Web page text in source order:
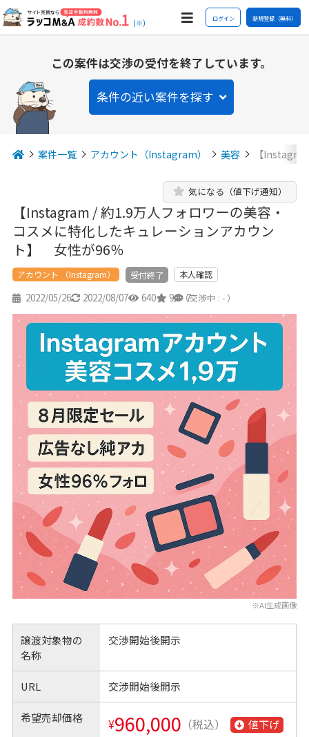
(※) ログイン 新規登録（無料）
この案件は交渉の受付を終了しています。
条件の近い案件を探す
案件一覧 アカウント（Instagram） 美容 【
【Instagram / 約1.9万人フォロワーの美容・
コスメに特化したキュレーションアカウン
ト】 女性が96％
気になる（値下げ通知）
アカウント （Instagram） 受付終了 本人確認
2022/05/26 2022/08/07 640 9 7
（交渉中 : - ）
※AI生成画像
譲渡対象物の
名称
交渉開始後開示
URL 交渉開始後開示
希望売却価格 ¥960,000 （税込） 値下げ